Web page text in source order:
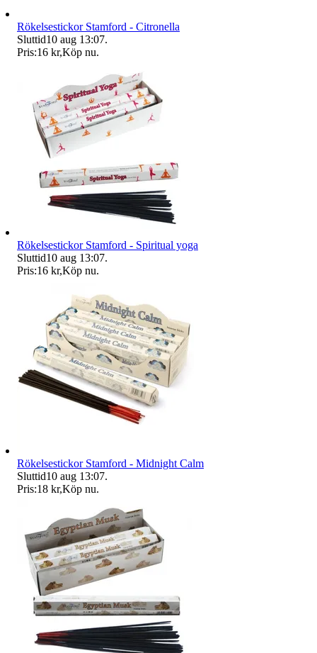
Rökelsestickor Stamford - Citronella
Sluttid10 aug 13:07.
Pris:16 kr,Köp nu.
Rökelsestickor Stamford - Spiritual yoga
Sluttid10 aug 13:07.
Pris:16 kr,Köp nu.
Rökelsestickor Stamford - Midnight Calm
Sluttid10 aug 13:07.
Pris:18 kr,Köp nu.